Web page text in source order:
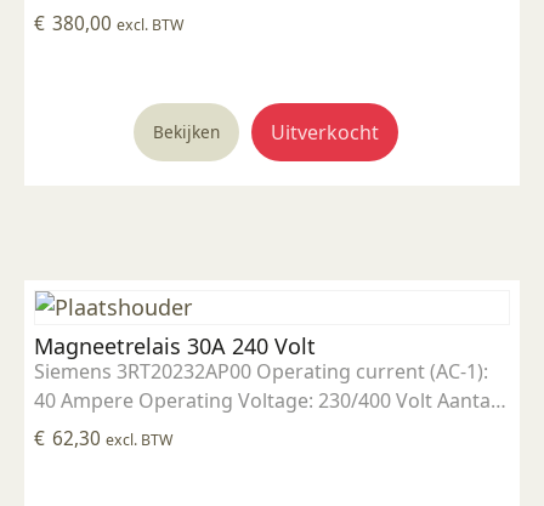
€ 380,00 excl. BTW
Bekijken Uitverkocht
Magneetrelais 30A 240 Volt
Siemens 3RT20232AP00 Operating current (AC-1):
40 Ampere Operating Voltage: 230/400 Volt Aantal
"Normaly Open" contacten: 3 Control voltage: 230
€ 62,30 excl. BTW